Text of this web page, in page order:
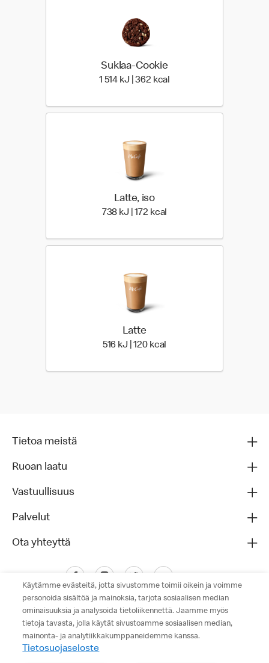
Suklaa-Cookie
1 514 kJ | 362 kcal
Latte, iso
738 kJ | 172 kcal
Latte
516 kJ | 120 kcal
Tietoa meistä
Ruoan laatu
Vastuullisuus
Palvelut
Ota yhteyttä
Käytämme evästeitä, jotta sivustomme toimii oikein ja voimme
personoida sisältöä ja mainoksia, tarjota sosiaalisen median
ominaisuuksia ja analysoida tietoliikennettä. Jaamme myös
tietoja tavasta, jolla käytät sivustoamme sosiaalisen median,
mainonta- ja analytiikkakumppaneidemme kanssa.
Tietosuojaseloste